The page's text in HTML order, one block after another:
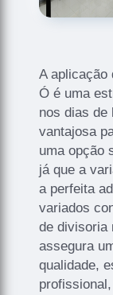
A aplicação
Ó é uma
nos dias de
vantajosa
uma opção
já que a
a perfeita
variados
de divisoria
assegura
qualidade,